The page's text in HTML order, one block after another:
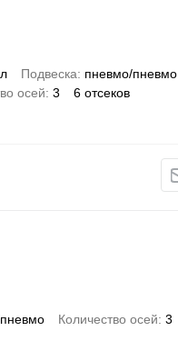
Подвеска
пневмо/пневмо
осей 3 6 отсеков
Количество осей 3